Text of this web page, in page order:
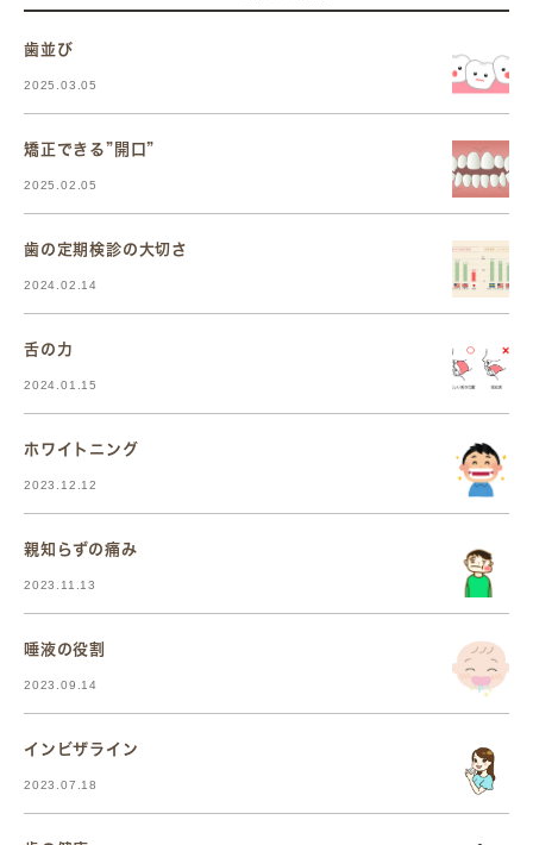
歯並び
2025.03.05
矯正できる”開口”
2025.02.05
歯の定期検診の大切さ
2024.02.14
舌の力
2024.01.15
ホワイトニング
2023.12.12
親知らずの痛み
2023.11.13
唾液の役割
2023.09.14
インビザライン
2023.07.18